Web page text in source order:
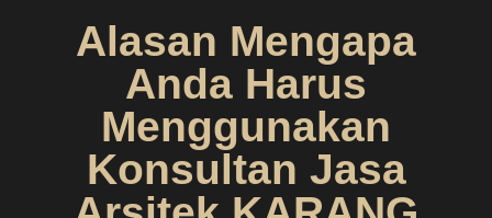
Alasan Mengapa
Anda Harus
Menggunakan
Konsultan Jasa